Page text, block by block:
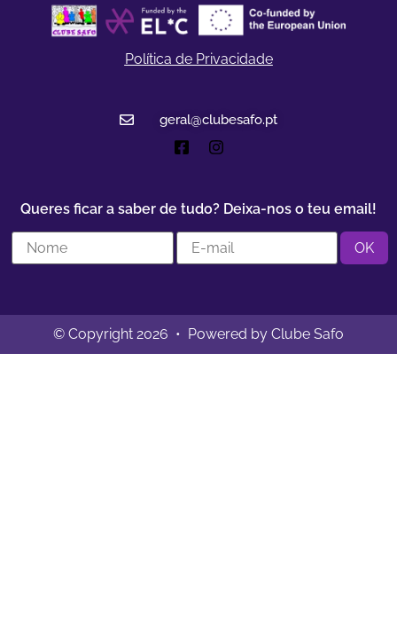
Política de Privacidade
geral@clubesafo.pt
Queres ficar a saber de tudo? Deixa-nos o teu email!
© Copyright 2026 • Powered by Clube Safo